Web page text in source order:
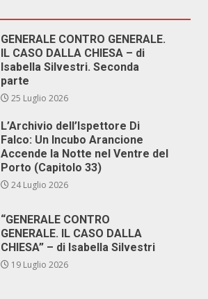
GENERALE CONTRO GENERALE.
IL CASO DALLA CHIESA – di
Isabella Silvestri. Seconda
parte
25 Luglio 2026
L’Archivio dell’Ispettore Di
Falco: Un Incubo Arancione
Accende la Notte nel Ventre del
Porto (Capitolo 33)
24 Luglio 2026
“GENERALE CONTRO
GENERALE. IL CASO DALLA
CHIESA” – di Isabella Silvestri
19 Luglio 2026